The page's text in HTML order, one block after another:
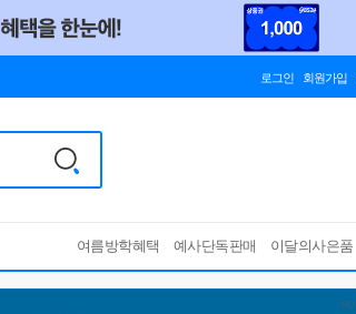
로그인 회원가입
여름방학혜택 예사단독판매 이달의사은품